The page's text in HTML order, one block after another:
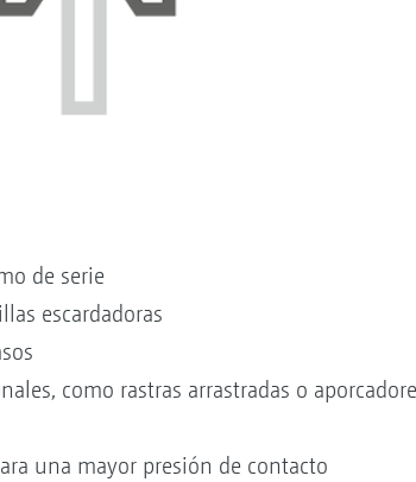
de serie
escardadoras
como rastras arrastradas o
una mayor presión de contacto